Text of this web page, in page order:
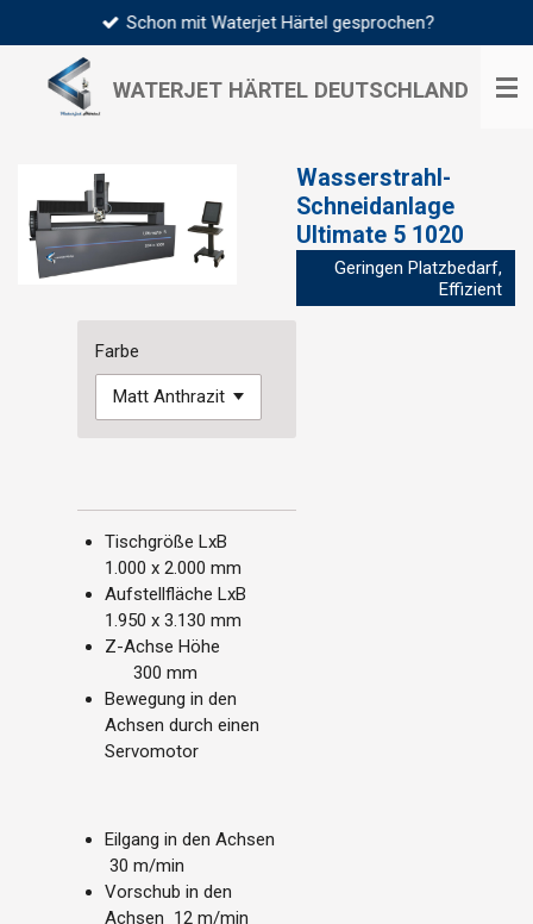
Hauptinhalt
springen
WATERJET HÄRTEL DEUTSCHLAND
Schon mit Waterjet Härtel gesprochen?
Wasserstrahl-
Schneidanlage
Ultimate 5 1020
Geringen Platzbedarf,
Effizient
Farbe
Tischgröße LxB
1.000 x 2.000 mm
Aufstellfläche LxB
1.950 x 3.130 mm
Z-Achse Höhe
300 mm
Bewegung in den
Achsen durch einen
Servomotor
Eilgang in den Achsen
30 m/min
Vorschub in den
Achsen 12 m/min